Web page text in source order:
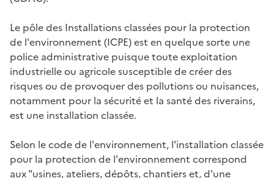
Le pôle des Installations classées pour la protection
de l'environnement (ICPE) est en quelque sorte une
police administrative puisque toute exploitation
industrielle ou agricole susceptible de créer des
risques ou de provoquer des pollutions ou nuisances,
notamment pour la sécurité et la santé des riverains,
est une installation classée.
Selon le code de l'environnement, l'installation classée
pour la protection de l'environnement correspond
aux "usines, ateliers, dépôts, chantiers et, d'une